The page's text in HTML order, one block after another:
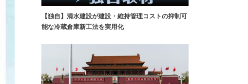
【独自】清水建設が建設・維持管理コストの抑制可
能な冷蔵倉庫新工法を実用化